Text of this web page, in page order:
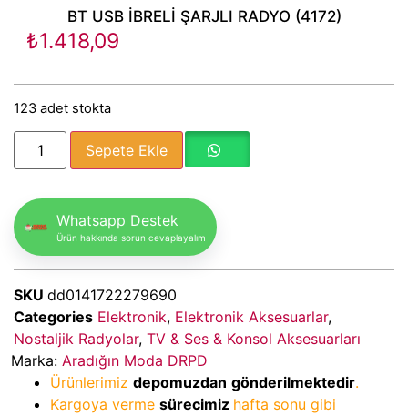
BT USB İBRELİ ŞARJLI RADYO (4172)
₺1.418,09
123 adet stokta
Sepete Ekle
Whatsapp Destek
Ürün hakkında sorun cevaplayalım
SKU dd0141722279690
Categories Elektronik, Elektronik Aksesuarlar,
Nostaljik Radyolar, TV & Ses & Konsol Aksesuarları
Marka: Aradığın Moda DRPD
Ürünlerimiz depomuzdan gönderilmektedir.
Kargoya verme sürecimiz hafta sonu gibi